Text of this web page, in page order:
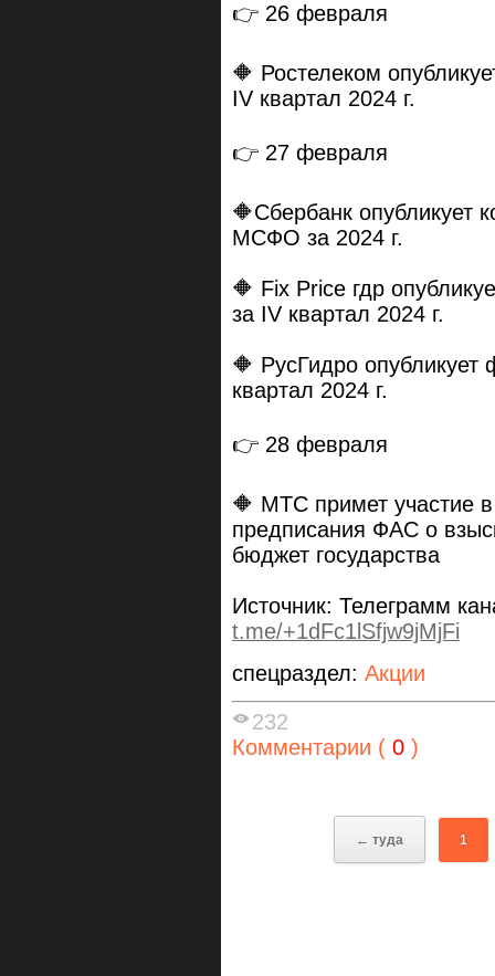
👉 26 февраля
🔶 Ростелеком
IV квартал 2024 г.
👉 27 февраля
🔶Сбербанк опубликует
МСФО за 2024 г.
🔶 Fix Price гдр
за IV квартал 2024 г.
🔶 РусГидро
квартал 2024 г.
👉 28 февраля
🔶 МТС примет участие
предписания ФАС о
бюджет государства
Источник: Телеграмм
t.me/+1dFc1lSfjw9jMjFi
спецраздел: Акции
232
Комментарии ( 0 )
← туда 1